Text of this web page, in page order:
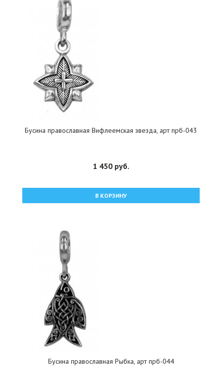
Бусина православная Вифлеемская звезда, арт прб-043
1 450 руб.
В КОРЗИНУ
Бусина православная Рыбка, арт прб-044